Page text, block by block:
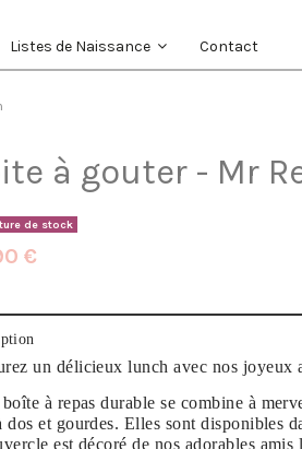
Listes de Naissance Contact
à gouter - Mr
de stock
€
un délicieux lunch avec nos joyeux
boîte à repasdurable se combine à
dos et gourdes. Elles sont disponibles
est décoré de nos adorables amis